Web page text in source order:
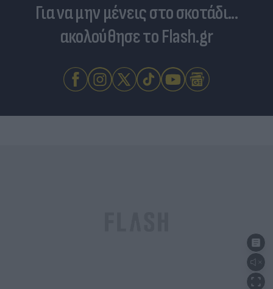
Για να μην μένεις στο σκοτάδι...
ακολούθησε το Flash.gr